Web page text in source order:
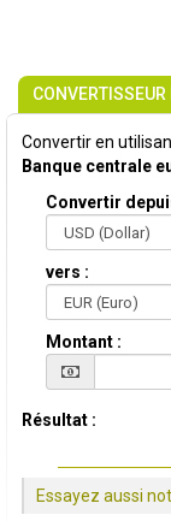
CONVERTISSEUR
Convertir en
Banque centrale
Convertir
vers :
Montant :
Résultat :
Essayez aussi